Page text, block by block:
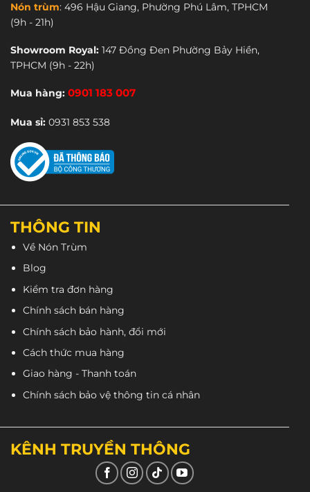
giúp chống va đập mạnh vào nón. Nón Royal
có 2 kính nên rất thuận lợi khi di chuyển. 1 kính che
như kính râm che chói nắng. Bạn có thể kéo kính
lên xuống linh hoạt bằng thao tác đơn giản. Phần
lẫy kính cũng hoàn thiện, giúp bạn tháo lắp kính
Nón trùm: 496 Hậu Giang, Phường Phú Lâm, TPHCM
(9h - 21h)
Showroom Royal: 147 Đồng Đen Phường Bảy Hiền,
TPHCM (9h - 22h)
Mua hàng: 0901 183 007
Mua sỉ: 0931 853 538
THÔNG TIN
Về Nón Trùm
Blog
Kiểm tra đơn hàng
Chính sách bán hàng
Chính sách bảo hành, đổi mới
Cách thức mua hàng
Giao hàng - Thanh toán
Chính sách bảo vệ thông tin cá nhân
KÊNH TRUYỀN THÔNG